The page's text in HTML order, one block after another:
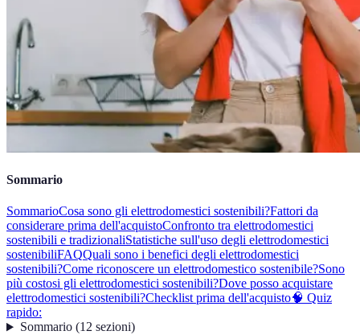
Sommario
SommarioCosa sono gli elettrodomestici sostenibili?Fattori da
considerare prima dell'acquistoConfronto tra elettrodomestici
sostenibili e tradizionaliStatistiche sull'uso degli elettrodomestici
sostenibiliFAQQuali sono i benefici degli elettrodomestici
sostenibili?Come riconoscere un elettrodomestico sostenibile?Sono
più costosi gli elettrodomestici sostenibili?Dove posso acquistare
elettrodomestici sostenibili?Checklist prima dell'acquisto🧠 Quiz
rapido:
Sommario(12 sezioni)